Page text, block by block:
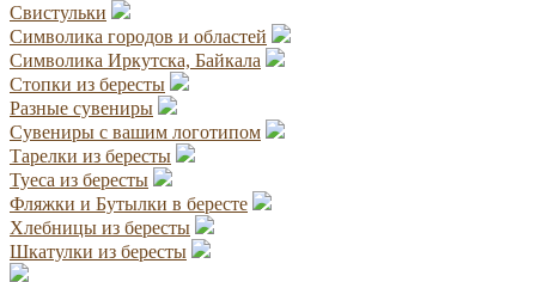
Свистульки
Символика городов и областей
Символика Иркутска, Байкала
Стопки из бересты
Разные сувениры
Сувениры с вашим логотипом
Тарелки из бересты
Туеса из бересты
Фляжки и Бутылки в бересте
Хлебницы из бересты
Шкатулки из бересты